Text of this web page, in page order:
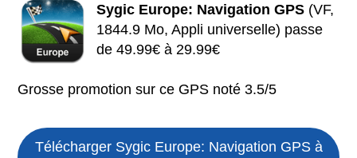
Sygic Europe: Navigation GPS (VF,
1844.9 Mo, Appli universelle) passe
de 49.99€ à 29.99€
Grosse promotion sur ce GPS noté 3.5/5
Télécharger Sygic Europe: Navigation GPS à